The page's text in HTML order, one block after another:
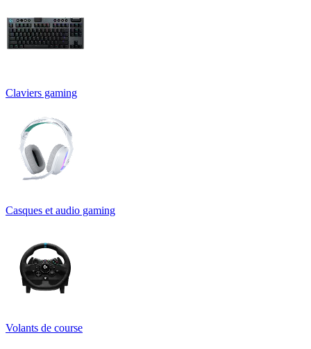
Claviers gaming
Casques et audio gaming
Volants de course